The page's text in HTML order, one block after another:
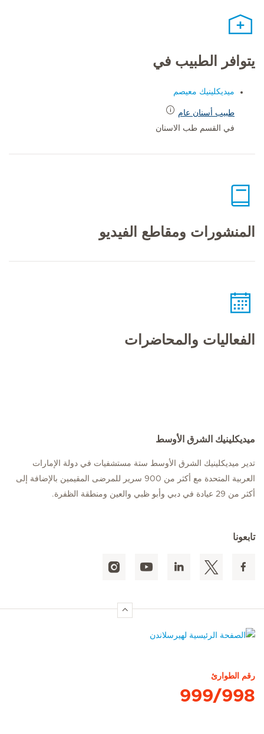
يتوافر الطبيب في
ميديكلينيك معيصم
طبيب أسنان عام
في القسم طب الاسنان
المنشورات ومقاطع الفيديو
الفعاليات والمحاضرات
ميديكلينيك الشرق الأوسط
تدير ميديكلينيك الشرق الأوسط ستة مستشفيات في دولة الإمارات
العربية المتحدة مع أكثر من 900 سرير للمرضى المقيمين بالإضافة إلى
أكثر من 29 عيادة في دبي وأبو ظبي والعين ومنطقة الظفرة.
تابعونا
رقم الطوارئ
999/998